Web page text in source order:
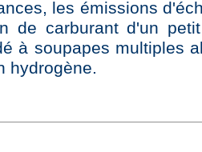
les émissions
de carburant d'un
à soupapes multiples
hydrogène.